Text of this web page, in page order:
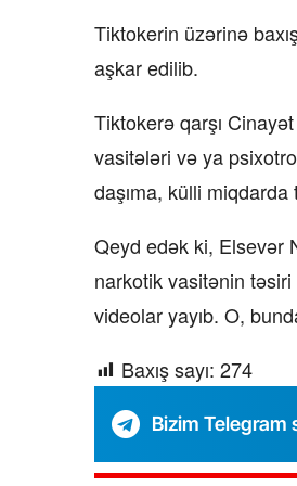
Tiktokerin üzərinə
aşkar edilib.
Tiktokerə qarşı
vasitələri və ya
daşıma, külli
Qeyd edək ki, Elsevər
narkotik vasitənin
videolar yayıb. O,
Baxış sayı: 274
Bizim Telegram